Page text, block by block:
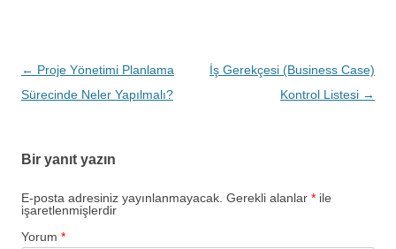
Yazı
dolaşımı
← Proje Yönetimi Planlama
Sürecinde Neler Yapılmalı?
İş Gerekçesi (Business Case)
Kontrol Listesi →
Bir yanıt yazın
E-posta adresiniz yayınlanmayacak. Gerekli alanlar * ile
işaretlenmişlerdir
Yorum *